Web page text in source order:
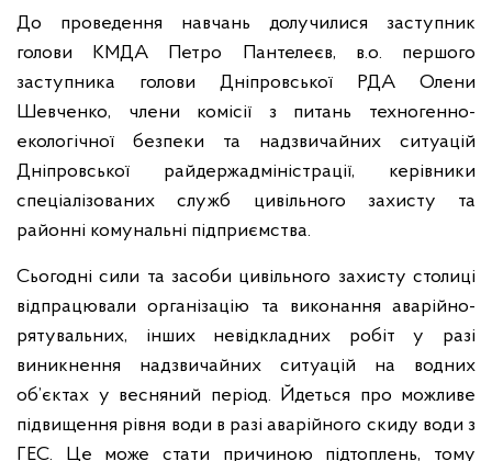
До проведення навчань долучилися заступник
голови КМДА Петро Пантелеєв, в.о. першого
заступника голови Дніпровської РДА Олени
Шевченко, члени комісії з питань техногенно-
екологічної безпеки та надзвичайних ситуацій
Дніпровської райдержадміністрації, керівники
спеціалізованих служб цивільного захисту та
районні комунальні підприємства.
Сьогодні сили та засоби цивільного захисту столиці
відпрацювали організацію та виконання аварійно-
рятувальних, інших невідкладних робіт у разі
виникнення надзвичайних ситуацій на водних
об’єктах у весняний період. Йдеться про можливе
підвищення рівня води в разі аварійного скиду води з
ГЕС. Це може стати причиною підтоплень, тому